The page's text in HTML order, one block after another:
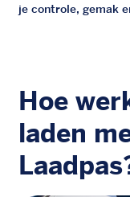
je controle, gemak
Hoe
laden